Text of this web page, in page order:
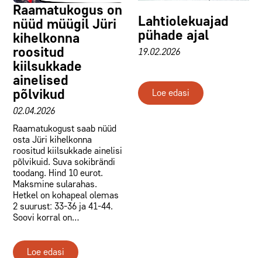
Raamatukogus on
nüüd müügil Jüri
kihelkonna
roositud
kiilsukkade
ainelised
põlvikud
02.04.2026
Raamatukogust saab nüüd
osta Jüri kihelkonna
roositud kiilsukkade ainelisi
põlvikuid. Suva sokibrändi
toodang. Hind 10 eurot.
Maksmine sularahas.
Hetkel on kohapeal olemas
2 suurust: 33-36 ja 41-44.
Soovi korral on…
Loe edasi
Lahtiolekuajad
pühade ajal
19.02.2026
Loe edasi